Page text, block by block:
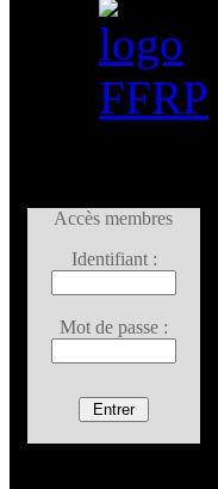
Accès membres
Identifiant :
Mot de passe :